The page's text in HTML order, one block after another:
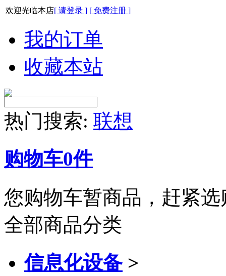
欢迎光临本店[ 请登录 ] [ 免费注册 ]
我的订单
收藏本站
热门搜索: 联想
购物车0件
您购物车暂商品，赶紧选
全部商品分类
信息化设备 >